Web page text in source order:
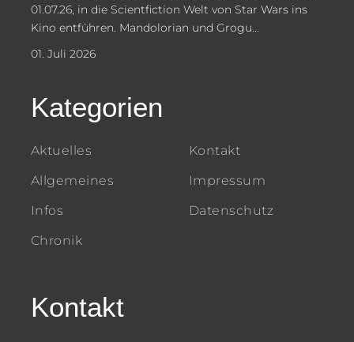
01.07.26, in die Scientfiction Welt von Star Wars ins
Kino entführen. Mandolorian und Grogu...
01. Juli 2026
Kategorien
Aktuelles
Allgemeines
Infos
Chronik
Kontakt
Impressum
Datenschutz
Kontakt